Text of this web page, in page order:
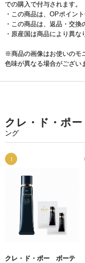
での購入で付与されます。
・この商品は、OPポイン
・この商品は、返品・交換
・原産国は商品により異な
※商品の画像はお使いのモ
色味が異なる場合がござい
クレ・ド・ポ
ング
1
クレ・ド・ポー ボーテ